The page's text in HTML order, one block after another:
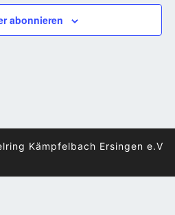
abonnieren
Kämpfelbach Ersingen e.V